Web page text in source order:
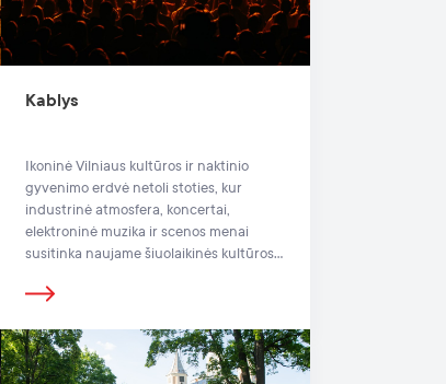
Kablys
Ikoninė Vilniaus kultūros ir naktinio
gyvenimo erdvė netoli stoties, kur
industrinė atmosfera, koncertai,
elektroninė muzika ir scenos menai
susitinka naujame šiuolaikinės kultūros